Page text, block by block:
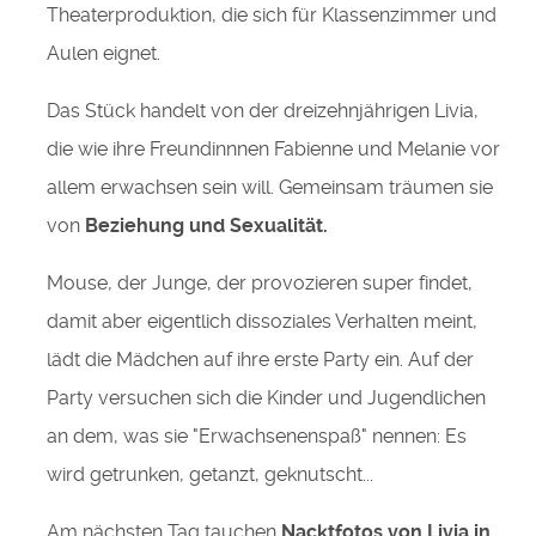
Theaterproduktion, die sich für Klassenzimmer und
Aulen eignet.
Das Stück handelt von der dreizehnjährigen Livia,
die wie ihre Freundinnnen Fabienne und Melanie vor
allem erwachsen sein will. Gemeinsam träumen sie
von Beziehung und Sexualität.
Mouse, der Junge, der provozieren super findet,
damit aber eigentlich dissoziales Verhalten meint,
lädt die Mädchen auf ihre erste Party ein. Auf der
Party versuchen sich die Kinder und Jugendlichen
an dem, was sie "Erwachsenenspaß" nennen: Es
wird getrunken, getanzt, geknutscht...